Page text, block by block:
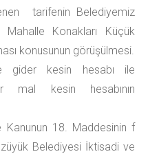
tarifenin Belediyemiz
Konakları Küçük
konusunun görüşülmesi.
gider kesin hesabı ile
mal kesin hesabının
Kanunun 18. Maddesinin f
Belediyesi İktisadi ve